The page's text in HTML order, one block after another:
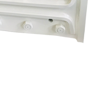
Cucharon